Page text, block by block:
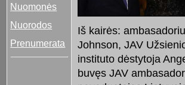
Nuomonės
Nuorodos
Prenumerata
Iš kairės:
Johnson, JAV
instituto dėstytoja
buvęs JAV